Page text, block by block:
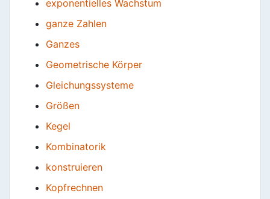
exponentielles Wachstum
ganze Zahlen
Ganzes
Geometrische Körper
Gleichungssysteme
Größen
Kegel
Kombinatorik
konstruieren
Kopfrechnen